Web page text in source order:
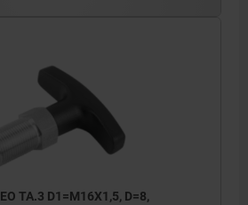
TA.3 D1=M16X1,5, D=8,